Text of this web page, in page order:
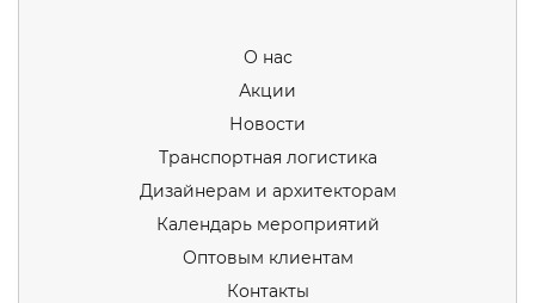
О нас
Акции
Новости
Транспортная логистика
Дизайнерам и архитекторам
Календарь мероприятий
Оптовым клиентам
Контакты